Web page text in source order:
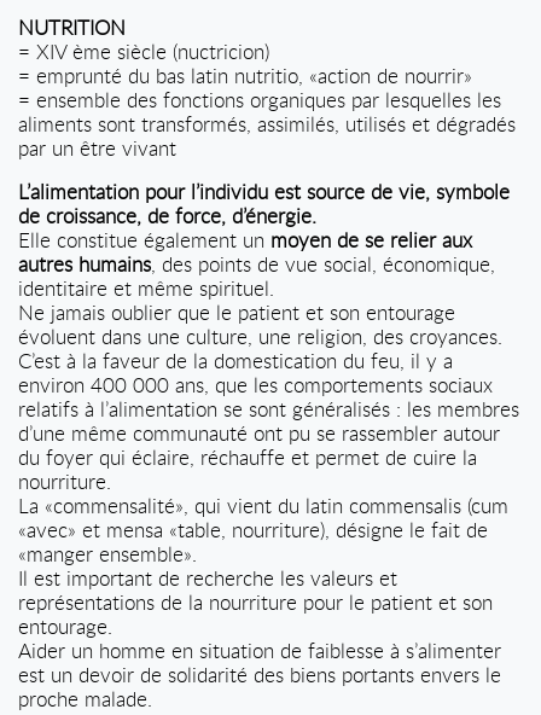
NUTRITION
= XIV ème siècle (nuctricion)
= emprunté du bas latin nutritio, «action de nourrir»
= ensemble des fonctions organiques par lesquelles les
aliments sont transformés, assimilés, utilisés et dégradés
par un être vivant
L’alimentation pour l’individu est source de vie, symbole
de croissance, de force, d’énergie.
Elle constitue également un moyen de se relier aux
autres humains, des points de vue social, économique,
identitaire et même spirituel.
Ne jamais oublier que le patient et son entourage
évoluent dans une culture, une religion, des croyances.
C’est à la faveur de la domestication du feu, il y a
environ 400 000 ans, que les comportements sociaux
relatifs à l’alimentation se sont généralisés : les membres
d’une même communauté ont pu se rassembler autour
du foyer qui éclaire, réchauffe et permet de cuire la
nourriture.
La «commensalité», qui vient du latin commensalis (cum
«avec» et mensa «table, nourriture), désigne le fait de
«manger ensemble».
Il est important de recherche les valeurs et
représentations de la nourriture pour le patient et son
entourage.
Aider un homme en situation de faiblesse à s’alimenter
est un devoir de solidarité des biens portants envers le
proche malade.